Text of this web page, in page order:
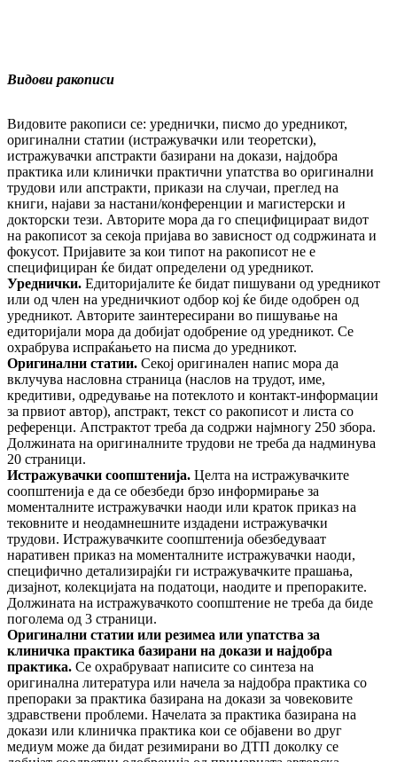
Видови ракописи
Видовите ракописи се: уреднички, писмо до уредникот,
оригинални статии (истражувачки или теоретски),
истражувачки апстракти базирани на докази, најдобра
практика или клинички практични упатства во оригинални
трудови или апстракти, прикази на случаи, преглед на
книги, најави за настани/конференции и магистерски и
докторски тези. Авторите мора да го специфицираат видот
на ракописот за секоја пријава во зависност од содржината и
фокусот. Пријавите за кои типот на ракописот не е
специфициран ќе бидат определени од уредникот.
Уреднички. Едиторијалите ќе бидат пишувани од уредникот
или од член на уредничкиот одбор кој ќе биде одобрен од
уредникот. Авторите заинтересирани во пишување на
едиторијали мора да добијат одобрение од уредникот. Се
охрабрува испраќањето на писма до уредникот.
Оригинални статии. Секој оригинален напис мора да
вклучува насловна страница (наслов на трудот, име,
кредитиви, одредување на потеклото и контакт-информации
за првиот автор), апстракт, текст со ракописот и листа со
референци. Апстрактот треба да содржи најмногу 250 збора.
Должината на оригиналните трудови не треба да надминува
20 страници.
Истражувачки соопштенија. Целта на истражувачките
соопштенија е да се обезбеди брзо информирање за
моменталните истражувачки наоди или краток приказ на
тековните и неодамнешните издадени истражувачки
трудови. Истражувачките соопштенија обезбедуваат
наративен приказ на моменталните истражувачки наоди,
специфично детализирајќи ги истражувачките прашања,
дизајнот, колекцијата на податоци, наодите и препораките.
Должината на истражувачкото соопштение не треба да биде
поголема од 3 страници.
Оригинални статии или резимеа или упатства за
клиничка практика базирани на докази и најдобра
практика. Се охрабруваат написите со синтеза на
оригинална литература или начела за најдобра практика со
препораки за практика базирана на докази за човековите
здравствени проблеми. Начелата за практика базирана на
докази или клиничка практика кои се објавени во друг
медиум може да бидат резимирани во ДТП доколку се